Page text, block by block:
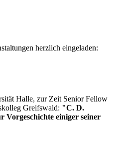
herzlich eingeladen:
Halle, zur Zeit Senior Fellow
Greifswald: "C. D.
einiger seiner